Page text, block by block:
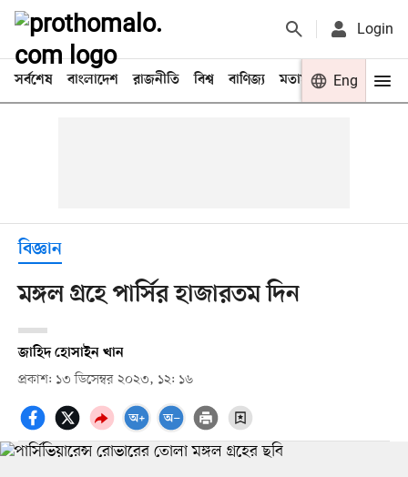
Login
সর্বশেষ বাংলাদেশ রাজনীতি বিশ্ব বাণিজ্য মতামত খেলা
Eng
বিজ্ঞান
মঙ্গল গ্রহে পার্সির হাজারতম দিন
জাহিদ হোসাইন খান
প্রকাশ: ১৩ ডিসেম্বর ২০২৩, ১২: ১৬